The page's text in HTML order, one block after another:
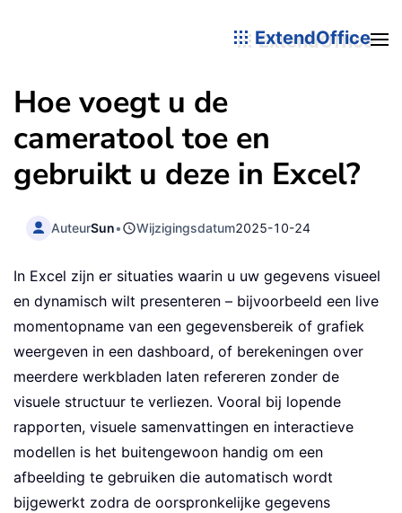
ExtendOffice
Hoe voegt u de
cameratool toe en
gebruikt u deze in Excel?
AuteurSun• Wijzigingsdatum2025-10-24
In Excel zijn er situaties waarin u uw gegevens visueel
en dynamisch wilt presenteren – bijvoorbeeld een live
momentopname van een gegevensbereik of grafiek
weergeven in een dashboard, of berekeningen over
meerdere werkbladen laten refereren zonder de
visuele structuur te verliezen. Vooral bij lopende
rapporten, visuele samenvattingen en interactieve
modellen is het buitengewoon handig om een
afbeelding te gebruiken die automatisch wordt
bijgewerkt zodra de oorspronkelijke gegevens